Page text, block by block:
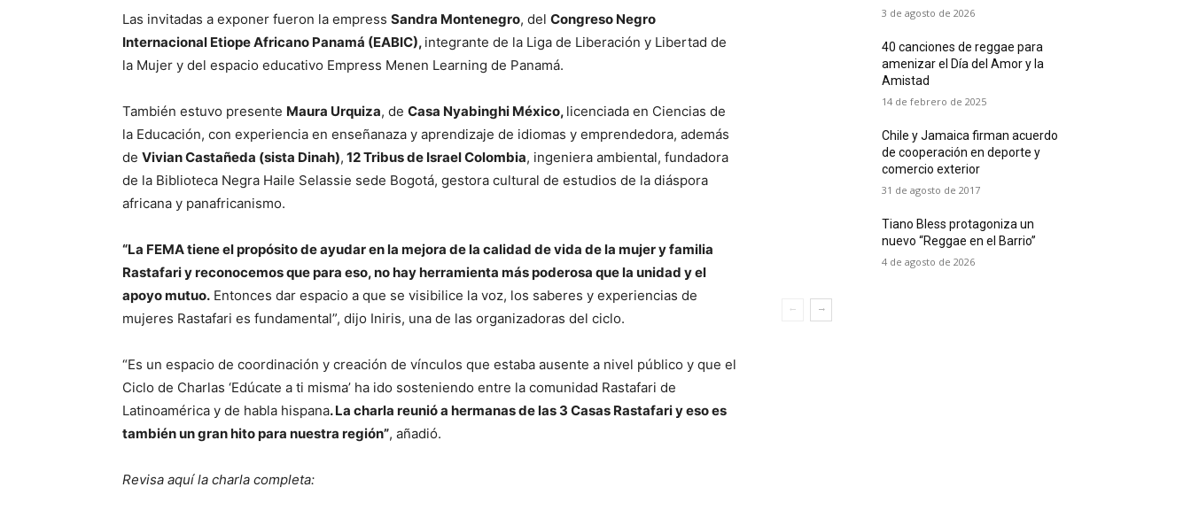
Las invitadas a exponer fueron la empress Sandra Montenegro, del Congreso Negro
Internacional Etiope Africano Panamá (EABIC), integrante de la Liga de Liberación y Libertad de
la Mujer y del espacio educativo Empress Menen Learning de Panamá.
También estuvo presente Maura Urquiza, de Casa Nyabinghi México, licenciada en Ciencias de
la Educación, con experiencia en enseñanaza y aprendizaje de idiomas y emprendedora, además
de Vivian Castañeda (sista Dinah), 12 Tribus de Israel Colombia, ingeniera ambiental, fundadora
de la Biblioteca Negra Haile Selassie sede Bogotá, gestora cultural de estudios de la diáspora
africana y panafricanismo.
“La FEMA tiene el propósito de ayudar en la mejora de la calidad de vida de la mujer y familia
Rastafari y reconocemos que para eso, no hay herramienta más poderosa que la unidad y el
apoyo mutuo. Entonces dar espacio a que se visibilice la voz, los saberes y experiencias de
mujeres Rastafari es fundamental”, dijo Iniris, una de las organizadoras del ciclo.
“Es un espacio de coordinación y creación de vínculos que estaba ausente a nivel público y que el
Ciclo de Charlas ‘Edúcate a ti misma’ ha ido sosteniendo entre la comunidad Rastafari de
Latinoamérica y de habla hispana. La charla reunió a hermanas de las 3 Casas Rastafari y eso es
también un gran hito para nuestra región”, añadió.
Revisa aquí la charla completa:
3 de agosto de 2026
40 canciones de reggae para
amenizar el Día del Amor y la
Amistad
14 de febrero de 2025
Chile y Jamaica firman acuerdo
de cooperación en deporte y
comercio exterior
31 de agosto de 2017
Tiano Bless protagoniza un
nuevo “Reggae en el Barrio”
4 de agosto de 2026